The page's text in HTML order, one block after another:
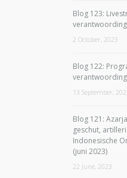
Blog 123:
2 October, 2023
Blog 122:
13 September,
Blog 121:
geschut,
Indonesische
(juni 2023)
22 June, 2023